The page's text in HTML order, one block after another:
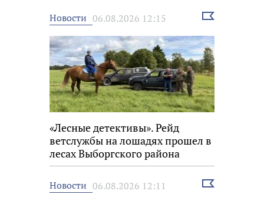
Новости 06.08.2026 12:15
Выбрать
«Лесные детективы». Рейд
ветслужбы на лошадях прошел в
лесах Выборгского района
Новости 06.08.2026 12:11
Выбрать